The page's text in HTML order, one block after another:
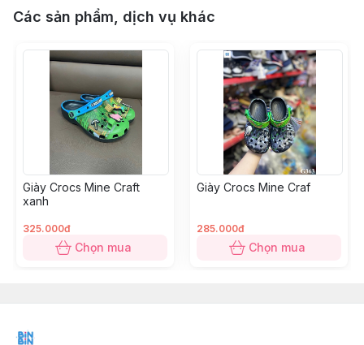
Các sản phẩm, dịch vụ khác
Giày Crocs Mine Craft
xanh
325.000đ
Chọn mua
Giày Crocs Mine Craf
285.000đ
Chọn mua